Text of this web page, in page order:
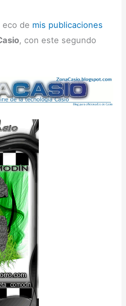
eco de mis publicaciones
, con este segundo